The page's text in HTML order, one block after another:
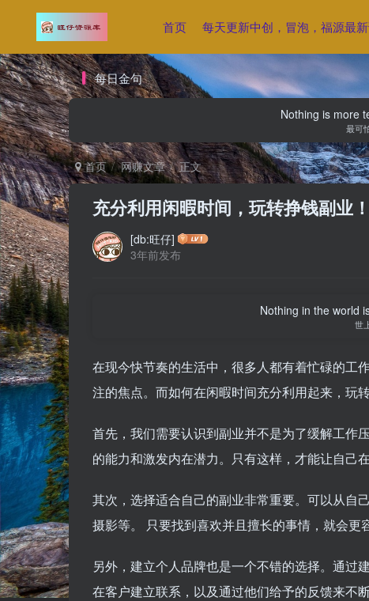
首页 每天更新中创，冒泡，福源最
每日金句
Nothing is more
最可
首页 网赚文章 正文
充分利用闲暇时间，玩转挣钱副业！
[db:旺仔]
3年前发布
Nothing in the world
世
在现今快节奏的生活中，很多人都有着忙碌的工
注的焦点。而如何在闲暇时间充分利用起来，玩
首先，我们需要认识到副业并不是为了缓解工作
的能力和激发内在潜力。只有这样，才能让自己
其次，选择适合自己的副业非常重要。可以从自
摄影等。 只要找到喜欢并且擅长的事情，就会更
另外，建立个人品牌也是一个不错的选择。通过
在客户建立联系，以及通过他们给予的反馈来不